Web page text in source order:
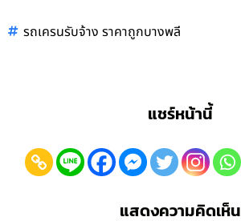
รถเครนรับจ้าง ราคาถูกบางพลี
แชร์หน้านี้
แสดงความคิดเห็น